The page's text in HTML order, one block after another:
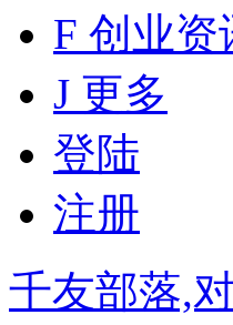
F 创业资
J 更多
登陆
注册
千友部落,